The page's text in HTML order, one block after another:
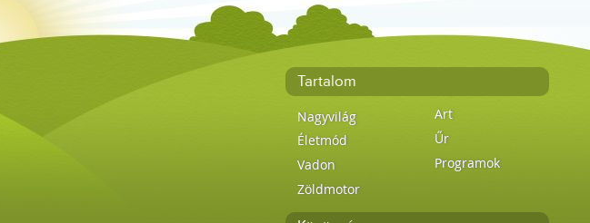
Tartalom
Nagyvilág
Életmód
Vadon
Zöldmotor
Art
Űr
Programok